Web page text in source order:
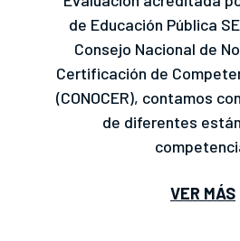
de Educación Pública
Consejo Nacional de
Certificación de
(CONOCER), contamos
de diferentes
VER MÁS